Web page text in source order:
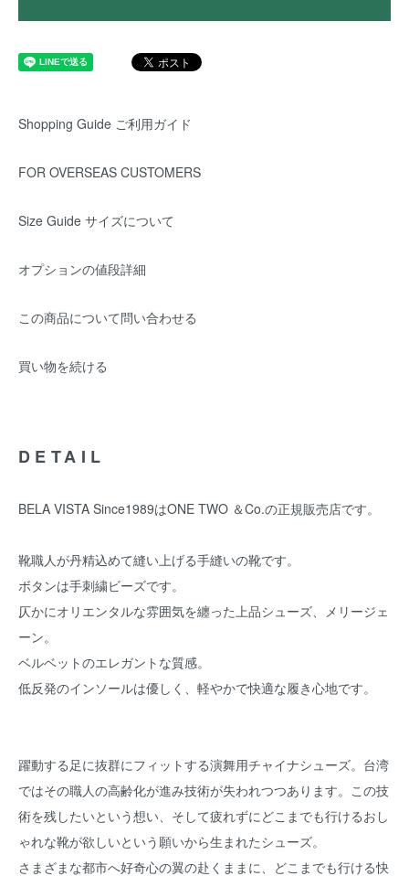
Shopping Guide ご利用ガイド
FOR OVERSEAS CUSTOMERS
Size Guide サイズについて
オプションの値段詳細
この商品について問い合わせる
買い物を続ける
DETAIL
BELA VISTA Since1989はONE TWO ＆Co.の正規販売店です。
靴職人が丹精込めて縫い上げる手縫いの靴です。
ボタンは手刺繍ビーズです。
仄かにオリエンタルな雰囲気を纏った上品シューズ、メリージェ
ーン。
ベルベットのエレガントな質感。
低反発のインソールは優しく、軽やかで快適な履き心地です。
躍動する足に抜群にフィットする演舞用チャイナシューズ。台湾
ではその職人の高齢化が進み技術が失われつつあります。この技
術を残したいという想い、そして疲れずにどこまでも行けるおし
ゃれな靴が欲しいという願いから生まれたシューズ。
さまざまな都市へ好奇心の翼の赴くままに、どこまでも行ける快